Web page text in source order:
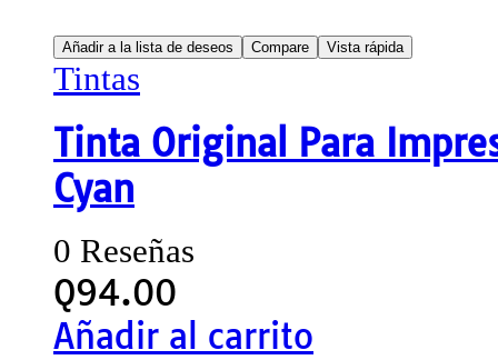
Añadir a la lista de deseos Compare Vista rápida
Tintas
Tinta Original Para
Cyan
0 Reseñas
Q94.00
Añadir al carrito